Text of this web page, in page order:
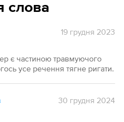
слова
19 грудня 2023
є частиною травмуючого
усе речення тягне ригати.
30 грудня 2024